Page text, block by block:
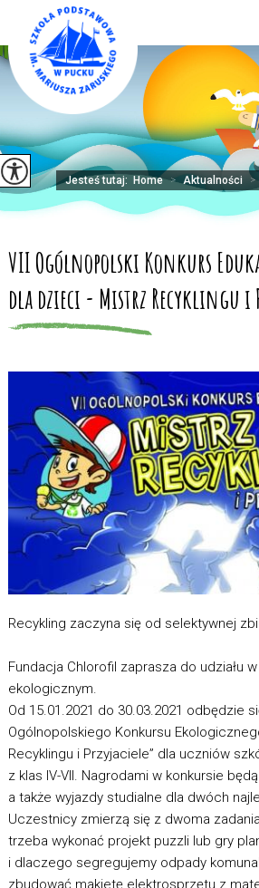
Jesteś tutaj: Home > Aktualności >
VII Ogólnopolski Konkurs
dla dzieci - Mistrz Recyklingu i
Recykling zaczyna się od selektywnej
Fundacja Chlorofil zaprasza do udziału
ekologicznym.
Od 15.01.2021 do 30.03.2021 odbędzie
Ogólnopolskiego Konkursu
Recyklingu i Przyjaciele” dla uczniów
z klas IV-VII. Nagrodami w konkursie
a także wyjazdy studialne dla dwóch
Uczestnicy zmierzą się z dwoma
trzeba wykonać projekt puzzli lub gry
i dlaczego segregujemy odpady
zbudować makietę elektrosprzętu z